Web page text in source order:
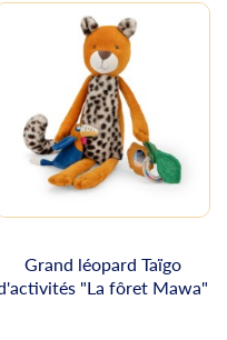
Grand léopard Taïgo
"La fôret Mawa"